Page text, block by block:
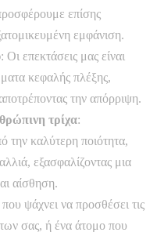
επίσης
εμφάνιση.
: Οι επεκτάσεις μας είναι
κεφαλής πλέξης,
την απόρριψη.
τρίχα:
την καλύτερη ποιότητα,
εξασφαλίζοντας μια
αίσθηση.
ψάχνει να προσθέσει τις
σας, ή ένα άτομο που